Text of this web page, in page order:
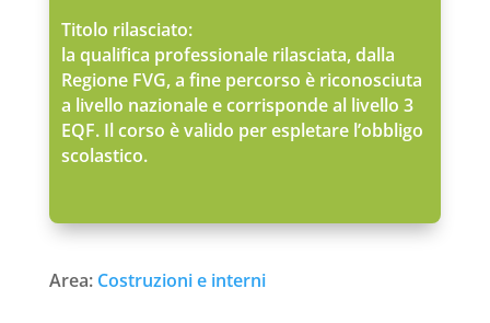
Titolo rilasciato:
la qualifica professionale rilasciata, dalla
Regione FVG, a fine percorso è riconosciuta
a livello nazionale e corrisponde al livello 3
EQF. Il corso è valido per espletare l’obbligo
scolastico.
Area: Costruzioni e interni